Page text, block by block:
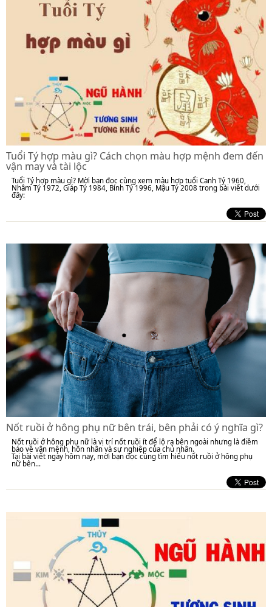
Tuổi Tý hợp màu gì? Cách chọn màu hợp mệnh đem đến
vận may và tài lộc
Tuổi Tý hợp màu gì? Mời bạn đọc cùng xem màu hợp tuổi Canh Tý 1960,
Nhâm Tý 1972, Giáp Tý 1984, Bính Tý 1996, Mậu Tý 2008 trong bài viết dưới
đây:
Nốt ruồi ở hông phụ nữ bên trái, bên phải có ý nghĩa gì?
Nốt ruồi ở hông phụ nữ là vị trí nốt ruồi ít để lộ ra bên ngoài nhưng là điềm
báo về vận mệnh, hôn nhân và sự nghiệp của chủ nhân.
Tại bài viết ngày hôm nay, mời bạn đọc cùng tìm hiểu nốt ruồi ở hông phụ
nữ bên...